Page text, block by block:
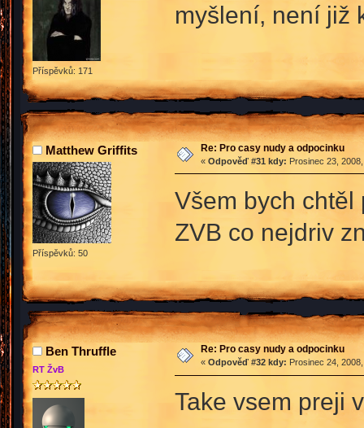
Příspěvků: 171
myšlení, není již
Matthew Griffits
Příspěvků: 50
Re: Pro casy nudy a odpocinku
« Odpověď #31 kdy: Prosinec 23,
Všem bych chtěl
ZVB co nejdriv
Ben Thruffle
RT ŽvB
Re: Pro casy nudy a odpocinku
« Odpověď #32 kdy: Prosinec 24,
Take vsem preji